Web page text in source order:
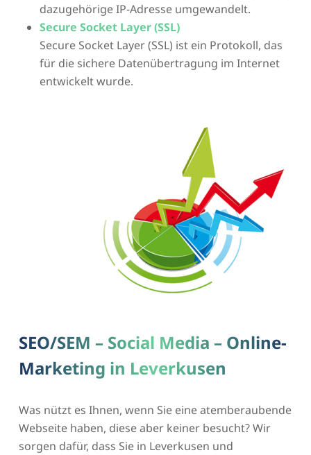
dazugehörige IP-Adresse umgewandelt.
Secure Socket Layer (SSL)
Secure Socket Layer (SSL) ist ein Protokoll, das
für die sichere Datenübertragung im Internet
entwickelt wurde.
SEO/SEM – Social Media – Online-
Marketing in Leverkusen
Was nützt es Ihnen, wenn Sie eine atemberaubende
Webseite haben, diese aber keiner besucht? Wir
sorgen dafür, dass Sie in Leverkusen und